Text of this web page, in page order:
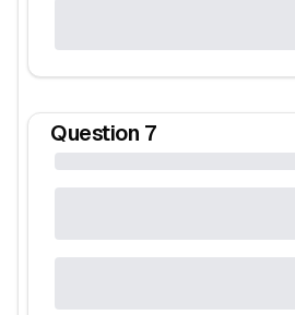
Question 7